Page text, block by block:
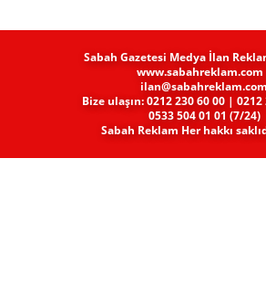
Sabah Gazetesi Medya​ İlan
www.sabahreklam.com
ilan@sabahreklam.com
Bize ulaşın: 0212 230 60 00 | 0212
0533 504 01 01 (7/24)
Sabah Reklam Her hakkı